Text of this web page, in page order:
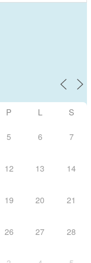
P L S
5 6 7
12 13 14
19 20 21
26 27 28